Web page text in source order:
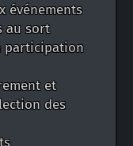
événements
au sort
participation
et
des